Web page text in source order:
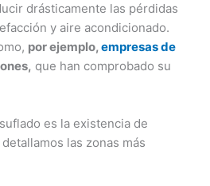
drásticamente las pérdidas
y aire acondicionado.
por ejemplo,empresas de
que han comprobado su
es la existencia de
las zonas más